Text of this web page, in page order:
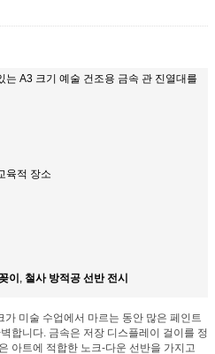
는 A3 크기 예술 건조용 금속 관 진열대를
육적 장소
이, 철사 방적공 선반 전시
가 미술 수업에서 마르는 동안 많은 페인트
합니다. 금속은 저장 디스플레이 걸이를 정
아트에 적합한 노크-다운 선반을 가지고